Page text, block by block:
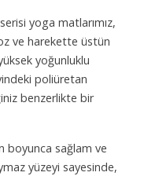
yoga matlarımız,
ve harekette üstün
yoğunluklu
poliüretan
benzerlikte bir
boyunca sağlam ve
yüzeyi sayesinde,